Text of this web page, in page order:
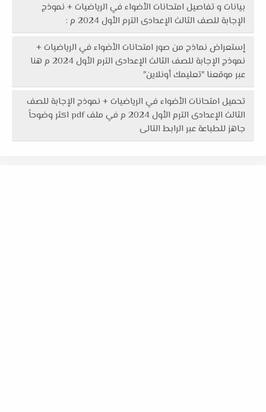
بيانات و تفاصيل امتحانات الأضواء في الرياضيات + نموذج
الإجابة للصف الثالث الإعدادى الترم الأول 2024 م :
إستعراض نماذج من صور امتحانات الأضواء في الرياضيات +
نموذج الإجابة للصف الثالث الإعدادى الترم الأول 2024 م هنا
عبر موقعنا "تعليمك أونلاين"
تحميل امتحانات الأضواء في الرياضيات + نموذج الإجابة للصف
الثالث الإعدادى الترم الأول 2024 م في ملف pdf اكثر وضوحاً
جاهز للطباعة عبر الرابط التالى